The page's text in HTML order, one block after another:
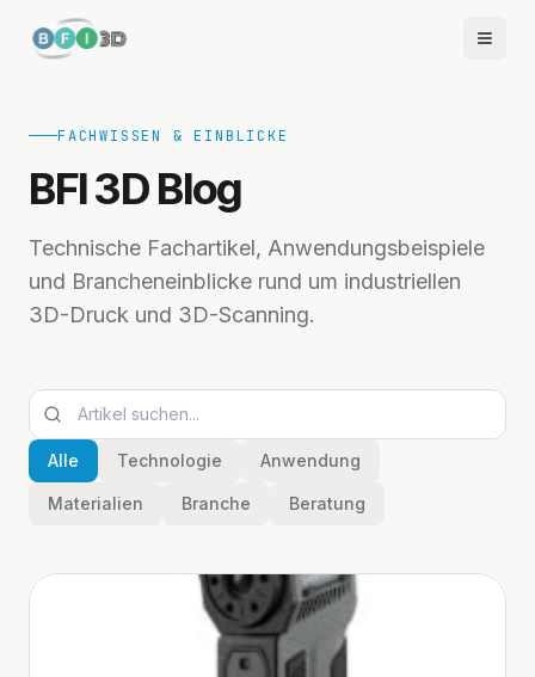
FACHWISSEN & EINBLICKE
BFI 3D Blog
Technische Fachartikel, Anwendungsbeispiele
und Brancheneinblicke rund um industriellen
3D-Druck und 3D-Scanning.
Alle Technologie Anwendung
Materialien Branche Beratung